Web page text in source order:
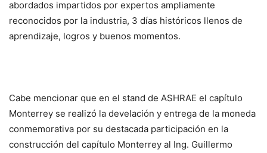
abordados impartidos por expertos ampliamente
reconocidos por la industria, 3 días históricos llenos de
aprendizaje, logros y buenos momentos.
Cabe mencionar que en el stand de ASHRAE el capítulo
Monterrey se realizó la develación y entrega de la moneda
conmemorativa por su destacada participación en la
construcción del capítulo Monterrey al Ing. Guillermo